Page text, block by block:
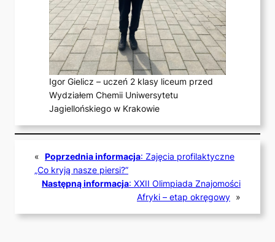
Igor Gielicz – uczeń 2 klasy liceum przed
Wydziałem Chemii Uniwersytetu
Jagiellońskiego w Krakowie
« Poprzednia informacja: Zajęcia profilaktyczne
„Co kryją nasze piersi?”
Następną informacja: XXII Olimpiada Znajomości
Afryki – etap okręgowy »